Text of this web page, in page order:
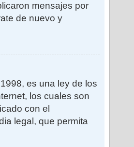
mensajes por
de nuevo y
es una ley de los
los cuales son
con el
legal, que permita